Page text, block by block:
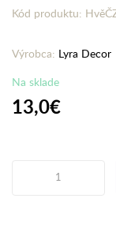
Kód produktu:
Výrobca: Lyra Decor
Na sklade
13,0€